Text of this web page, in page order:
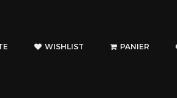
WISHLIST PANIER